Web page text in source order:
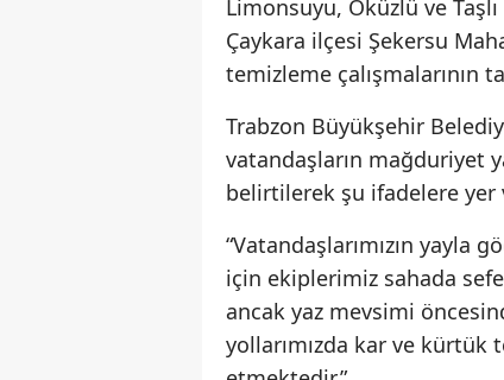
Limonsuyu, Öküzlü ve
Çaykara ilçesi Şekersu
temizleme çalışmalarının
Trabzon Büyükşehir
vatandaşların mağduriyet
belirtilerek şu ifadelere yer
“Vatandaşlarımızın yayla
için ekiplerimiz sahada
ancak yaz mevsimi
yollarımızda kar ve kürtük